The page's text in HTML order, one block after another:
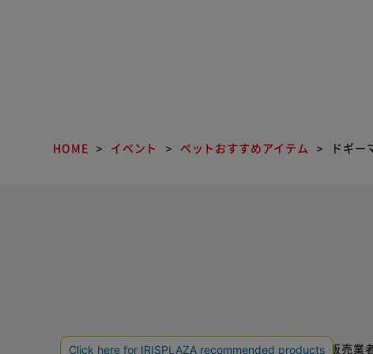
HOME イベント ペットおすすめアイテム ドギー
特定商取引法に基づく通信販売業